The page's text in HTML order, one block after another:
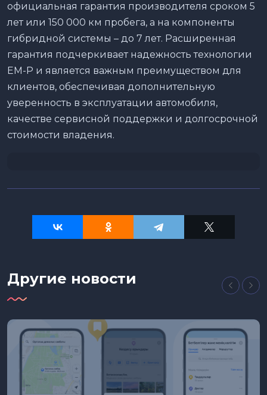
официальная гарантия производителя сроком 5
лет или 150 000 км пробега, а на компоненты
гибридной системы – до 7 лет. Расширенная
гарантия подчеркивает надежность технологии
EM-P и является важным преимуществом для
клиентов, обеспечивая дополнительную
уверенность в эксплуатации автомобиля,
качестве сервисной поддержки и долгосрочной
стоимости владения.
Другие новости